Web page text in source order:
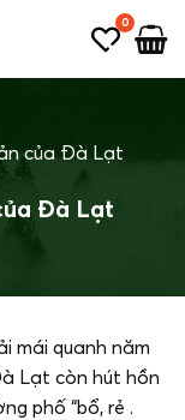
0
của Đà Lạt
Đà Lạt
mái quanh năm
Lạt còn hút hồn
phố “bổ, rẻ .